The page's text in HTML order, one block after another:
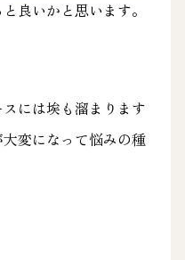
良いかと思います。
には埃も溜まります
変になって悩みの種